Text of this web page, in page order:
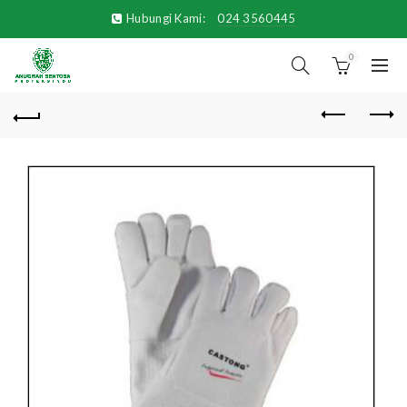
Hubungi Kami: 024 3560445
0